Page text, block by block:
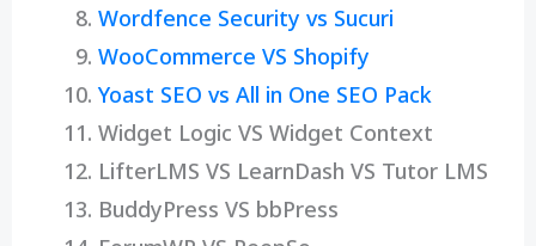
Wordfence Security vs Sucuri
WooCommerce VS Shopify
Yoast SEO vs All in One SEO Pack
Widget Logic VS Widget Context
LifterLMS VS LearnDash VS Tutor LMS
BuddyPress VS bbPress